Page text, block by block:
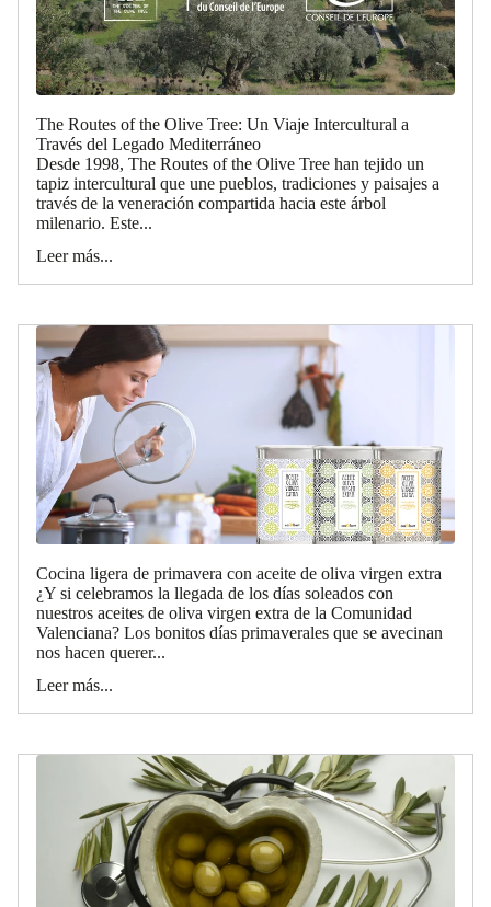
The Routes of the Olive Tree: Un Viaje Intercultural a
Través del Legado Mediterráneo
Desde 1998, The Routes of the Olive Tree han tejido un
tapiz intercultural que une pueblos, tradiciones y paisajes a
través de la veneración compartida hacia este árbol
milenario. Este...
Leer más...
Cocina ligera de primavera con aceite de oliva virgen extra
¿Y si celebramos la llegada de los días soleados con
nuestros aceites de oliva virgen extra de la Comunidad
Valenciana? Los bonitos días primaverales que se avecinan
nos hacen querer...
Leer más...